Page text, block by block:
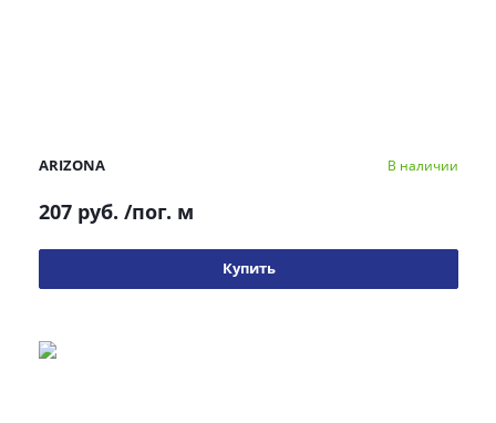
ARIZONA В наличии
207 руб. /пог. м
Купить